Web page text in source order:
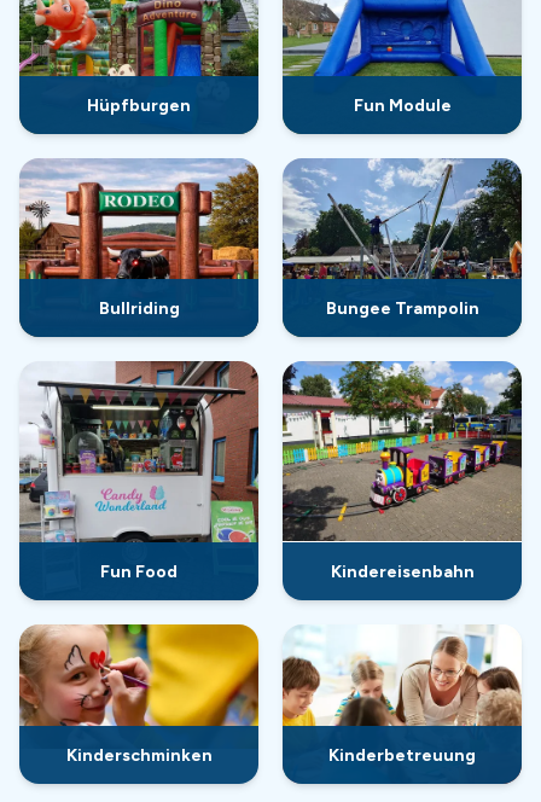
Hüpfburgen Fun Module
Bullriding Bungee Trampolin
Fun Food Kindereisenbahn
Kinderschminken Kinderbetreuung